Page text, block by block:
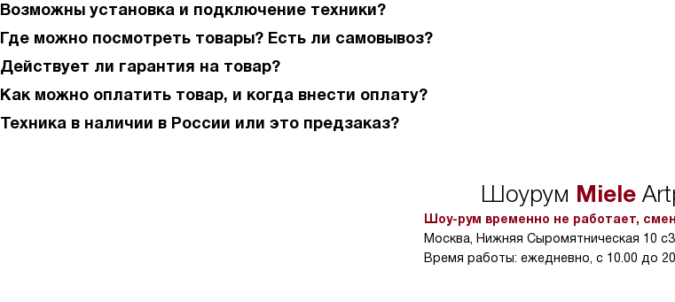
Возможны установка и подключение техники?
Где можно посмотреть товары? Есть ли самовывоз?
Действует ли гарантия на товар?
Как можно оплатить товар, и когда внести оплату?
Техника в наличии в России или это предзаказ?
Шоурум Miele
Шоу-рум временно не работает,
Москва, Нижняя Сыромятническая 10
Время работы: ежедневно, с 10.00 до